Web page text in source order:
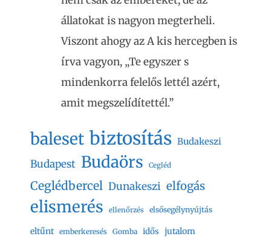
állatokat is nagyon megterheli.
Viszont ahogy az A kis hercegben is
írva vagyon, „Te egyszer s
mindenkorra felelős lettél azért,
amit megszelídítettél.”
baleset biztosítás Budakeszi
Budapest Budaörs Cegléd
Ceglédbercel Dunakeszi elfogás
elismerés ellenőrzés elsősegélynyújtás
eltűnt emberkeresés Gomba idős jutalom